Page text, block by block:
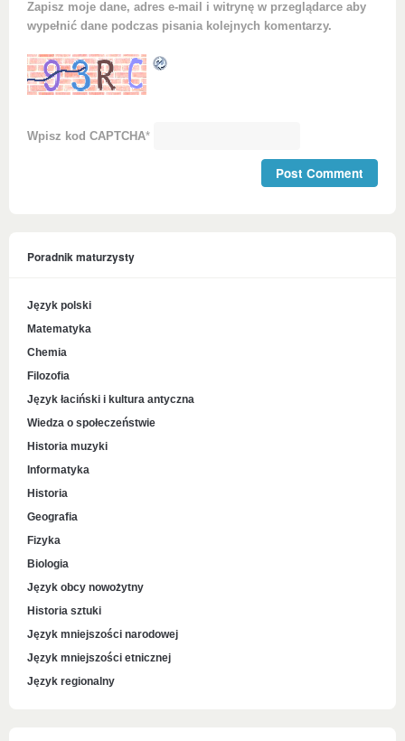
Zapisz moje dane, adres e-mail i witrynę w przeglądarce aby
wypełnić dane podczas pisania kolejnych komentarzy.
Wpisz kod CAPTCHA*
Poradnik maturzysty
Język polski
Matematyka
Chemia
Filozofia
Język łaciński i kultura antyczna
Wiedza o społeczeństwie
Historia muzyki
Informatyka
Historia
Geografia
Fizyka
Biologia
Język obcy nowożytny
Historia sztuki
Język mniejszości narodowej
Język mniejszości etnicznej
Język regionalny